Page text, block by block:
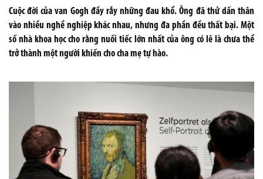
Cuộc đời của van Gogh đầy rẫy những đau khổ. Ông đã thử dấn thân
vào nhiều nghề nghiệp khác nhau, nhưng đa phần đều thất bại. Một
số nhà khoa học cho rằng nuối tiếc lớn nhất của ông có lẽ là chưa thể
trở thành một người khiến cho cha mẹ tự hào.